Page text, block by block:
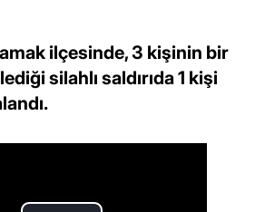
ilçesinde, 3 kişinin bir
silahlı saldırıda 1 kişi